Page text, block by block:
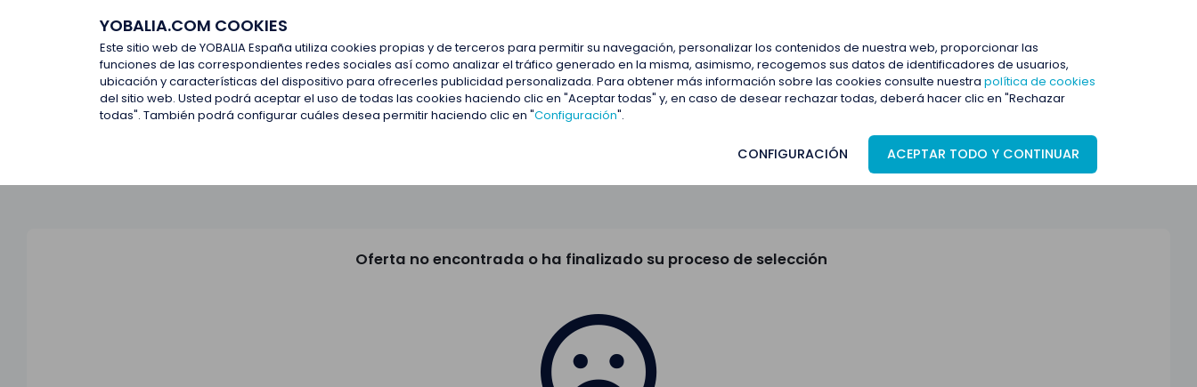
YOBALIA.COM COOKIES
Este sitio web de YOBALIA España utiliza cookies propias y de terceros para permitir su navegación, personalizar los contenidos de nuestra web, proporcionar las
funciones de las correspondientes redes sociales así como analizar el tráfico generado en la misma, asimismo, recogemos sus datos de identificadores de usuarios,
ubicación y características del dispositivo para ofrecerles publicidad personalizada. Para obtener más información sobre las cookies consulte nuestra política de cookies
del sitio web. Usted podrá aceptar el uso de todas las cookies haciendo clic en "Aceptar todas" y, en caso de desear rechazar todas, deberá hacer clic en "Rechazar
todas". También podrá configurar cuáles desea permitir haciendo clic en "Configuración".
CONFIGURACIÓN ACEPTAR TODO Y CONTINUAR
Últimas ofertas
Últimas ofertas
Oferta no encontrada o ha finalizado su proceso de selección